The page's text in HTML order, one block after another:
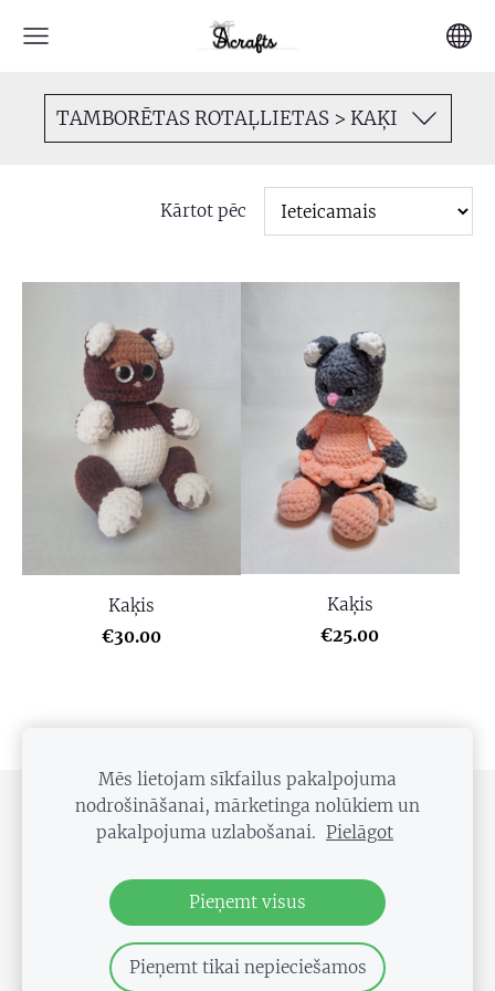
TAMBORĒTAS ROTAĻLIETAS > KAĶI
Kārtot pēc
Kaķis
€30.00
Kaķis
€25.00
SĪKDATNES
Droši pieseko uzņēmuma lapām!!!
Mēs lietojam sīkfailus pakalpojuma
nodrošināšanai, mārketinga nolūkiem un
pakalpojuma uzlabošanai. Pielāgot
Pieņemt visus
Pieņemt tikai nepieciešamos